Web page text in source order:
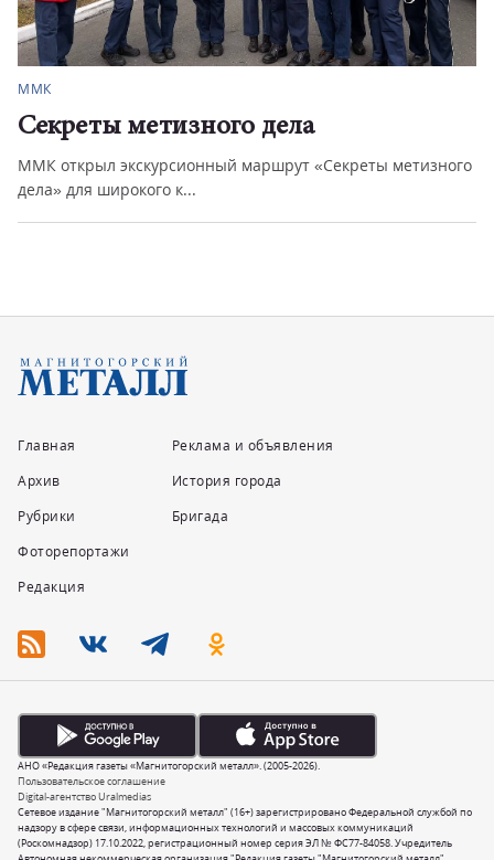
ММК
Секреты метизного дела
ММК открыл экскурсионный маршрут «Секреты метизного
дела» для широкого к...
Главная
Архив
Рубрики
Фоторепортажи
Редакция
Реклама и объявления
История города
Бригада
Сетевое издание "Магнитогорский металл" (16+) зарегистрировано Федеральной службой по
надзору в сфере связи, информационных технологий и массовых коммуникаций
(Роскомнадзор) 17.10.2022, регистрационный номер серия ЭЛ № ФС77-84058. Учредитель
Пользовательское соглашение
Digital-агентство Uralmedias
АНО «Редакция газеты «Магнитогорский металл». (2005-2026).